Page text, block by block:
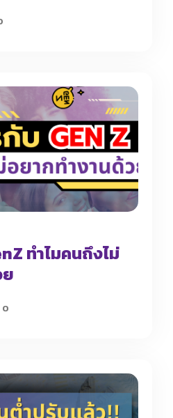
ทำไมคนถึงไม่
0